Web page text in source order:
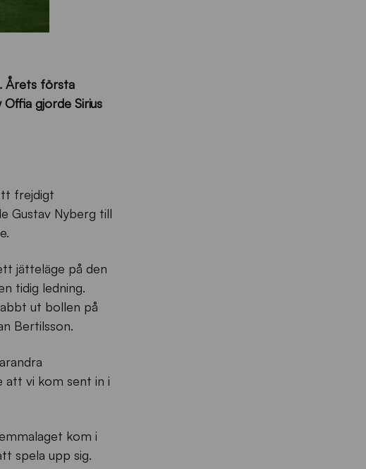
Årets första
gjorde Sirius
frejdigt
Gustav Nyberg till
jätteläge på den
tidig ledning.
ut bollen på
Bertilsson.
att vi kom sent in i
kom i
spela upp sig.